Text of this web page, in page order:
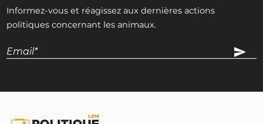
Informez-vous et réagissez aux dernières actions
politiques concernant les animaux.